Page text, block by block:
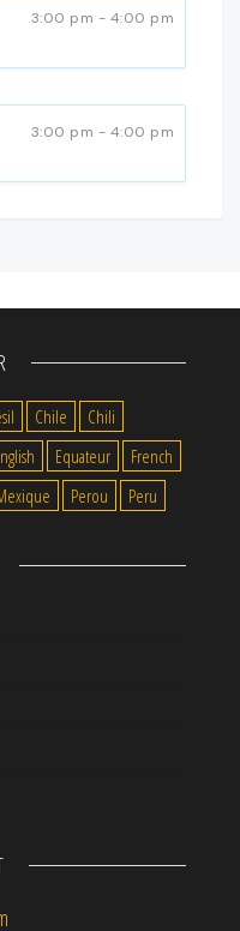
3:00 pm - 4:00 pm
3:00 pm - 4:00 pm
Chile
Chili
Equateur
French
Perou Peru